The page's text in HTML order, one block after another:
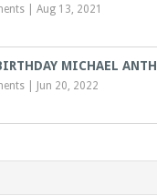
| Aug 13, 2021
MICHAEL
| Jun 20, 2022